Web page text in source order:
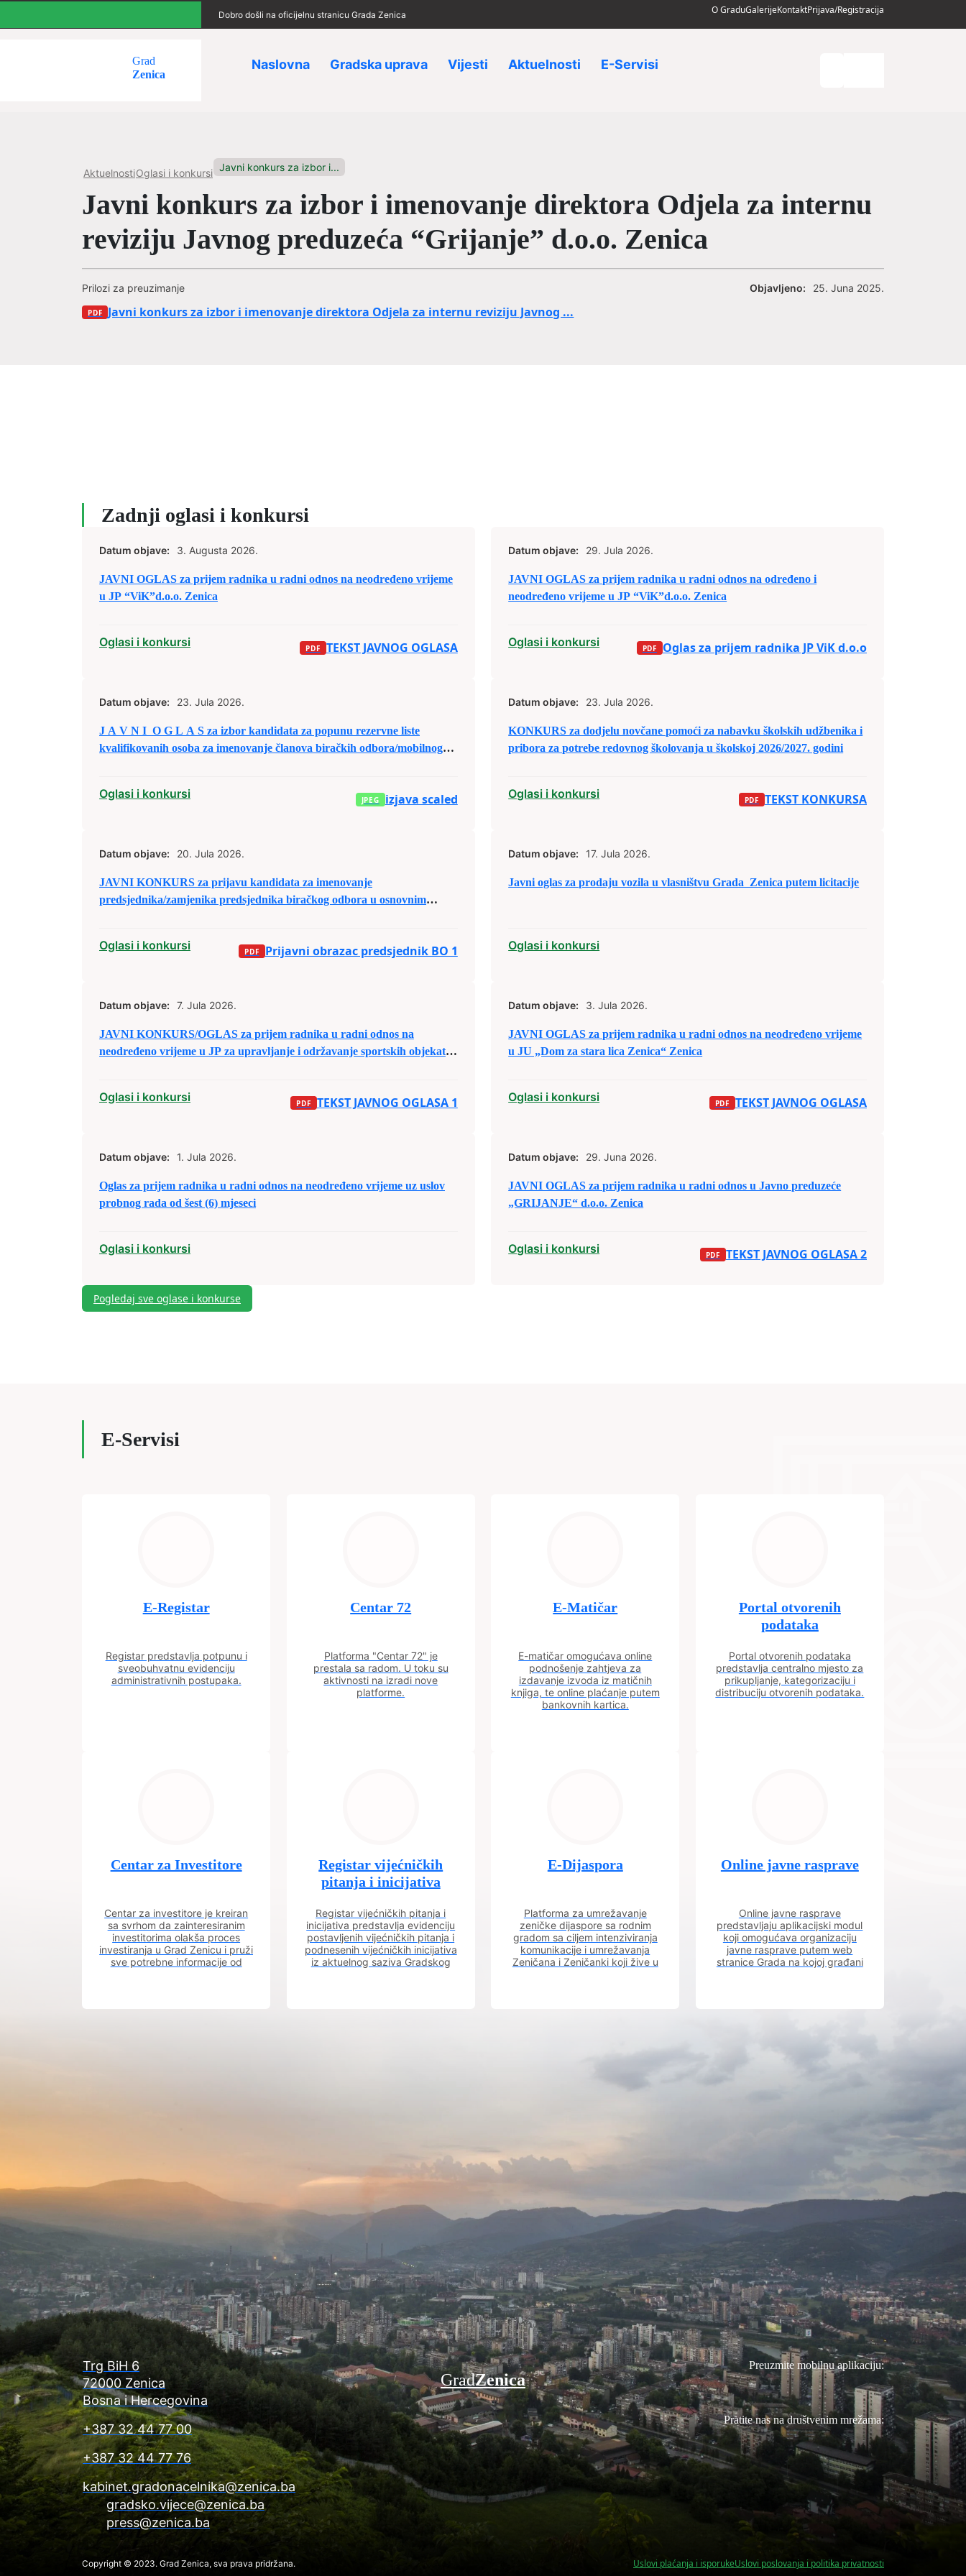
Dobro došli na oficijelnu stranicu Grada Zenica O GraduGalerijeKontaktPrijava/Registracija
Grad
Zenica
Naslovna Gradska uprava Vijesti Aktuelnosti E-Servisi
AktuelnostiOglasi i konkursi Javni konkurs za izbor i...
Javni konkurs za izbor i imenovanje direktora Odjela za internu
reviziju Javnog preduzeća “Grijanje” d.o.o. Zenica
Prilozi za preuzimanje
Javni konkurs za izbor i imenovanje direktora Odjela za internu reviziju Javnog ...
Objavljeno: 25. Juna 2025.
Zadnji oglasi i konkursi
Datum objave: 3. Augusta 2026.
JAVNI OGLAS za prijem radnika u radni odnos na neodređeno vrijeme
u JP “ViK”d.o.o. Zenica
Oglasi i konkursi TEKST JAVNOG OGLASA
Datum objave: 29. Jula 2026.
JAVNI OGLAS za prijem radnika u radni odnos na određeno i
neodređeno vrijeme u JP “ViK”d.o.o. Zenica
Oglasi i konkursi Oglas za prijem radnika JP ViK d.o.o
Datum objave: 23. Jula 2026.
J A V N I O G L A S za izbor kandidata za popunu rezervne liste
kvalifikovanih osoba za imenovanje članova biračkih odbora/mobilnog
Oglasi i konkursi izjava scaled
Datum objave: 23. Jula 2026.
KONKURS za dodjelu novčane pomoći za nabavku školskih udžbenika i
pribora za potrebe redovnog školovanja u školskoj 2026/2027. godini
Oglasi i konkursi TEKST KONKURSA
Datum objave: 20. Jula 2026.
JAVNI KONKURS za prijavu kandidata za imenovanje
predsjednika/zamjenika predsjednika biračkog odbora u osnovnim
Oglasi i konkursi Prijavni obrazac predsjednik BO 1
Datum objave: 17. Jula 2026.
Javni oglas za prodaju vozila u vlasništvu Grada Zenica putem licitacije
Oglasi i konkursi
Datum objave: 7. Jula 2026.
JAVNI KONKURS/OGLAS za prijem radnika u radni odnos na
neodređeno vrijeme u JP za upravljanje i održavanje sportskih objekata
Oglasi i konkursi TEKST JAVNOG OGLASA 1
Datum objave: 3. Jula 2026.
JAVNI OGLAS za prijem radnika u radni odnos na neodređeno vrijeme
u JU „Dom za stara lica Zenica“ Zenica
Oglasi i konkursi TEKST JAVNOG OGLASA
Datum objave: 1. Jula 2026.
Oglas za prijem radnika u radni odnos na neodređeno vrijeme uz uslov
probnog rada od šest (6) mjeseci
Oglasi i konkursi
Datum objave: 29. Juna 2026.
JAVNI OGLAS za prijem radnika u radni odnos u Javno preduzeće
„GRIJANJE“ d.o.o. Zenica
Oglasi i konkursi TEKST JAVNOG OGLASA 2
Pogledaj sve oglase i konkurse
E-Servisi
E-Registar
Registar predstavlja potpunu i
sveobuhvatnu evidenciju
administrativnih postupaka.
Centar 72
Platforma "Centar 72" je
prestala sa radom. U toku su
aktivnosti na izradi nove
platforme.
E-Matičar
E-matičar omogućava online
podnošenje zahtjeva za
izdavanje izvoda iz matičnih
knjiga, te online plaćanje putem
bankovnih kartica.
Portal otvorenih
podataka
Portal otvorenih podataka
predstavlja centralno mjesto za
prikupljanje, kategorizaciju i
distribuciju otvorenih podataka.
Centar za Investitore
Centar za investitore je kreiran
sa svrhom da zainteresiranim
investitorima olakša proces
investiranja u Grad Zenicu i pruži
sve potrebne informacije od
Registar vijećničkih
pitanja i inicijativa
Registar vijećničkih pitanja i
inicijativa predstavlja evidenciju
postavljenih vijećničkih pitanja i
podnesenih vijećničkih inicijativa
iz aktuelnog saziva Gradskog
E-Dijaspora
Platforma za umrežavanje
zeničke dijaspore sa rodnim
gradom sa ciljem intenziviranja
komunikacije i umrežavanja
Zeničana i Zeničanki koji žive u
Online javne rasprave
Online javne rasprave
predstavljaju aplikacijski modul
koji omogućava organizaciju
javne rasprave putem web
stranice Grada na kojoj građani
Trg BiH 6
72000 Zenica
Bosna i Hercegovina
+387 32 44 77 00
+387 32 44 77 76
kabinet.gradonacelnika@zenica.ba
gradsko.vijece@zenica.ba
press@zenica.ba
GradZenica
Preuzmite mobilnu aplikaciju:
Pratite nas na društvenim mrežama:
Copyright © 2023. Grad Zenica, sva prava pridržana. Uslovi plaćanja i isporukeUslovi poslovanja i politika privatnosti